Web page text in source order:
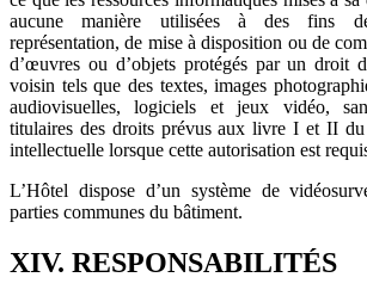
aucune manière utilisées à des fins
représentation, de mise à disposition ou de
d’œuvres ou d’objets protégés par un droit
voisin tels que des textes, images
audiovisuelles, logiciels et jeux vidéo,
titulaires des droits prévus aux livre I et II
intellectuelle lorsque cette autorisation est
L’Hôtel dispose d’un système de
parties communes du bâtiment.
XIV. RESPONSABILITÉS